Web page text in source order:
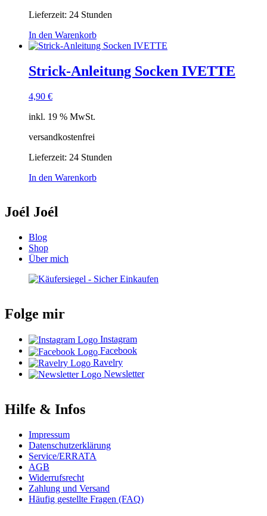
Lieferzeit: 24 Stunden
In den Warenkorb
Strick-Anleitung Socken IVETTE
4,90 €
inkl. 19 % MwSt.
versandkostenfrei
Lieferzeit: 24 Stunden
In den Warenkorb
Joél Joél
Blog
Shop
Über mich
Folge mir
Instagram
Facebook
Ravelry
Newsletter
Hilfe & Infos
Impressum
Datenschutzerklärung
Service/ERRATA
AGB
Widerrufsrecht
Zahlung und Versand
Häufig gestellte Fragen (FAQ)